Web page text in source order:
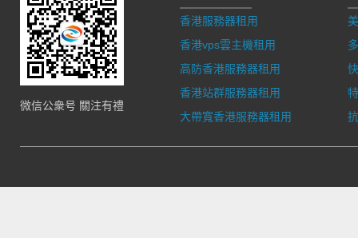
微信公衆号 關注有禮
香港服務器租用
香港vps雲主機租用
高防香港服務器租用
香港站群服務器租用
大帶寬香港服務器租用